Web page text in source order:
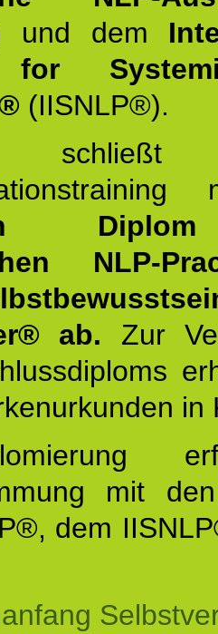
und dem
for
(IISNLP®).
schließt
NLP-
ab. Zur
in
mit
dem